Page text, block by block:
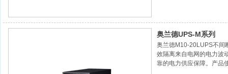
奥兰德UPS-M系列
奥兰德M10-20LUPS不间
效隔离来自电网的电力波
靠的电力供应保障。产品